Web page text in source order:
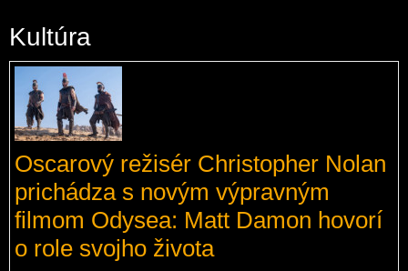
Kultúra
Oscarový režisér Christopher Nolan
prichádza s novým výpravným
filmom Odysea: Matt Damon hovorí
o role svojho života